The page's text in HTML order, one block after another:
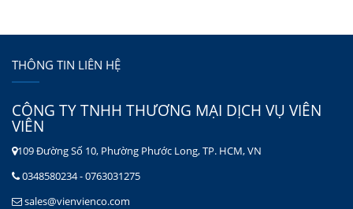
THÔNG TIN LIÊN HỆ
CÔNG TY TNHH THƯƠNG MẠI DỊCH VỤ VIÊN
VIÊN
109 Đường Số 10, Phường Phước Long, TP. HCM, VN
0348580234 - 0763031275
sales@vienvienco.com